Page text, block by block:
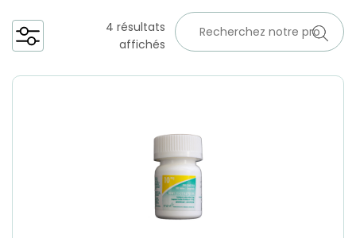
4 résultats
affichés